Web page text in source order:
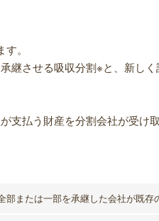
。
継させる吸収分割※と、新し
支払う財産を分割会社が受け
部または一部を承継した会社が既存